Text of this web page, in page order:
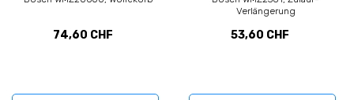
74,60 CHF
Verlängerung
53,60 CHF